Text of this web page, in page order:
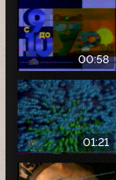
00:58
01:21